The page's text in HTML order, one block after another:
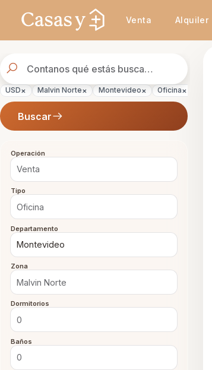
Venta Alquiler
de
propiedades
USD× Malvin Norte× Montevideo× Oficina×
Buscar
Operación
Tipo
Departamento
Zona
Dormitorios
Baños